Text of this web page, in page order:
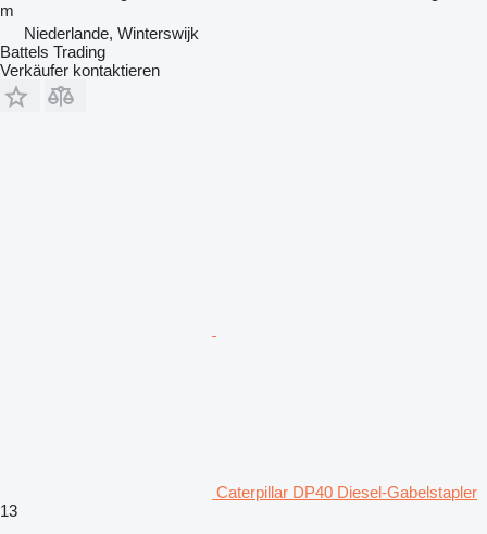
m
Niederlande, Winterswijk
Battels Trading
Verkäufer kontaktieren
Caterpillar DP40 Diesel-Gabelstapler
13